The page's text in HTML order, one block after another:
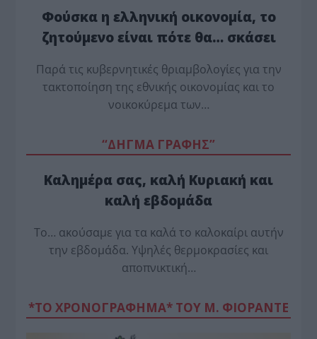
Φούσκα η ελληνική οικονομία, το
ζητούμενο είναι πότε θα… σκάσει
Παρά τις κυβερνητικές θριαμβολογίες για την
τακτοποίηση της εθνικής οικονομίας και το
νοικοκύρεμα των…
“ΔΗΓΜΑ ΓΡΑΦΗΣ”
Καλημέρα σας, καλή Κυριακή και
καλή εβδομάδα
Το… ακούσαμε για τα καλά το καλοκαίρι αυτήν
την εβδομάδα. Υψηλές θερμοκρασίες και
αποπνικτική…
*ΤΟ ΧΡΟΝΟΓΡΑΦΗΜΑ* ΤΟΥ Μ. ΦΙΟΡΆΝΤΕ